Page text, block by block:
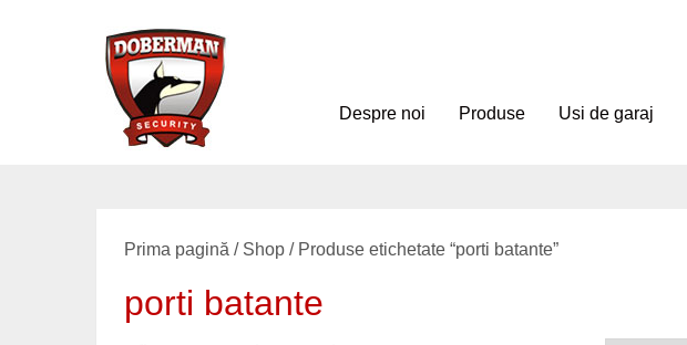
Despre noi Produse Usi de garaj
Prima pagină / Shop / Produse etichetate “porti batante”
porti batante